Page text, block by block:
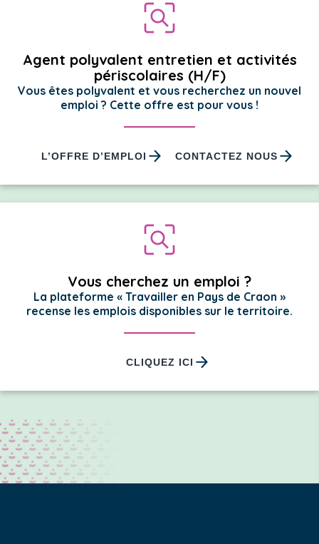
Agent polyvalent entretien et activités
périscolaires (H/F)
Vous êtes polyvalent et vous recherchez un nouvel
emploi ? Cette offre est pour vous !
L’OFFRE D’EMPLOI CONTACTEZ NOUS
Vous cherchez un emploi ?
La plateforme « Travailler en Pays de Craon »
recense les emplois disponibles sur le territoire.
CLIQUEZ ICI